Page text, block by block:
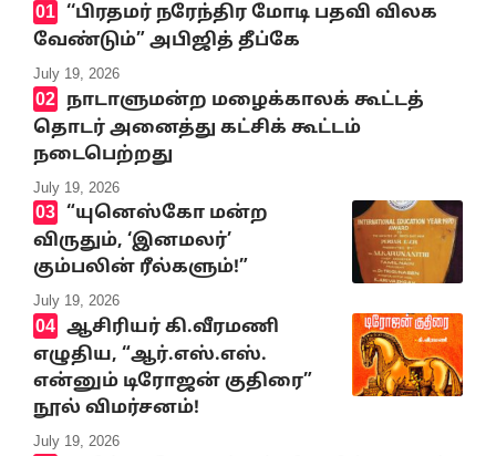
‘‘பிரதமர் நரேந்திர மோடி பதவி விலக
வேண்டும்” அபிஜித் தீப்கே
July 19, 2026
நாடாளுமன்ற மழைக்காலக் கூட்டத்
தொடர் அனைத்து கட்சிக் கூட்டம்
நடைபெற்றது
July 19, 2026
“யுனெஸ்கோ மன்ற
விருதும், ‘இனமலர்’
கும்பலின் ரீல்களும்!”
July 19, 2026
ஆசிரியர் கி.வீரமணி
எழுதிய, “ஆர்.எஸ்.எஸ்.
என்னும் டிரோஜன் குதிரை”
நூல் விமர்சனம்!
July 19, 2026